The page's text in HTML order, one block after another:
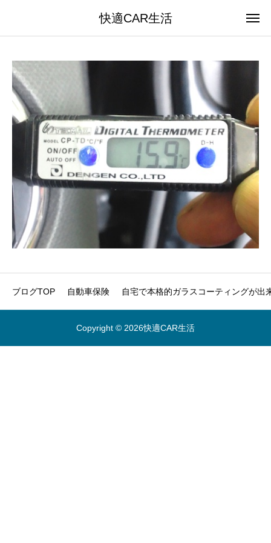
快適CAR生活
ブログTOP 自動車保険 自宅で本格的ガラスコーティングが出
Copyright © 2026快適CAR生活